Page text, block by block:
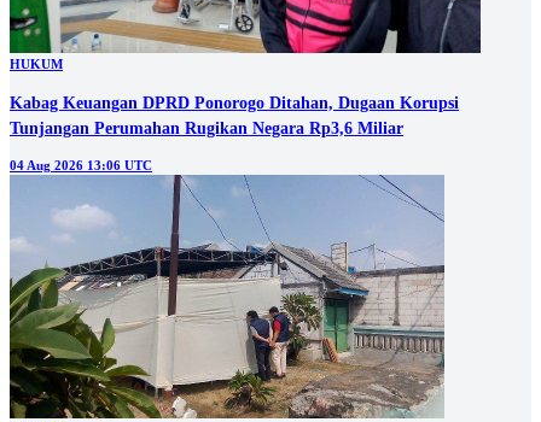
HUKUM
Kabag Keuangan DPRD Ponorogo Ditahan, Dugaan Korupsi
Tunjangan Perumahan Rugikan Negara Rp3,6 Miliar
04 Aug 2026 13:06 UTC